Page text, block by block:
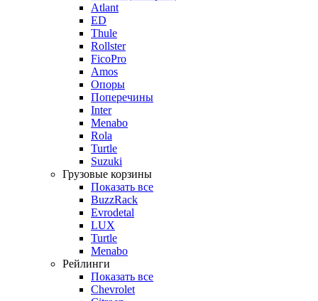
Atlant
ED
Thule
Rollster
FicoPro
Amos
Опоры
Поперечины
Inter
Menabo
Rola
Turtle
Suzuki
Грузовые корзины
Показать все
BuzzRack
Evrodetal
LUX
Turtle
Menabo
Рейлинги
Показать все
Chevrolet